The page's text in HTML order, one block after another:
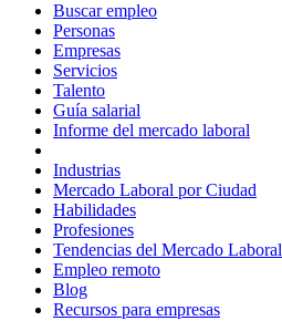
Buscar empleo
Personas
Empresas
Servicios
Talento
Guía salarial
Informe del mercado laboral
Industrias
Mercado Laboral por Ciudad
Habilidades
Profesiones
Tendencias del Mercado Laboral
Empleo remoto
Blog
Recursos para empresas